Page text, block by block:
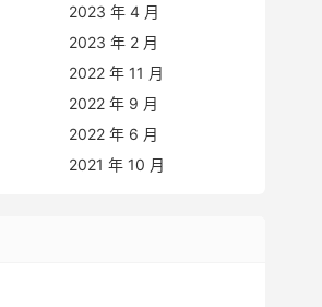
2023 年 4 月
2023 年 2 月
2022 年 11 月
2022 年 9 月
2022 年 6 月
2021 年 10 月